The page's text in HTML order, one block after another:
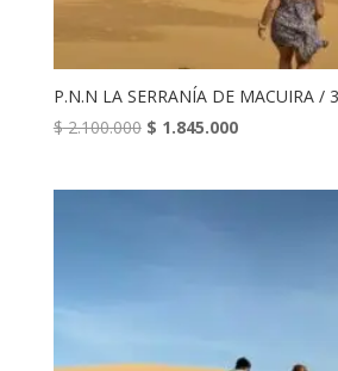
P.N.N LA SERRANÍA DE MACUIRA /
$2.100.000 El
$ 1.845.000El